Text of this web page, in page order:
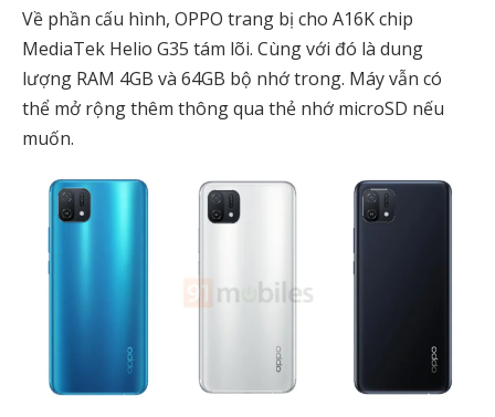
Về phần cấu hình, OPPO trang bị cho A16K chip
MediaTek Helio G35 tám lõi. Cùng với đó là dung
lượng RAM 4GB và 64GB bộ nhớ trong. Máy vẫn có
thể mở rộng thêm thông qua thẻ nhớ microSD nếu
muốn.